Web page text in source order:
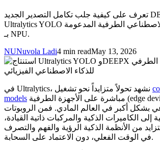
تعرف على كيفية جلب تكامل التصدير الجديد DEEPX لاستنتاج
Ultralytics YOLO إلى أجهزة الذكاء الاصطناعي الطرفية المدعومة
بـ NPU.
NUNuvola Ladi4 min readMay 13, 2026
models
بشكل أكبر في العالم المادي. فمن الروبوتات
إلى الكاميرات الذكية والمركبات ذاتية القيادة،
من الأنظمة الذكية الرؤية والفهم والتصرف
في الوقت الفعلي، دون الاعتماد على السحابة.